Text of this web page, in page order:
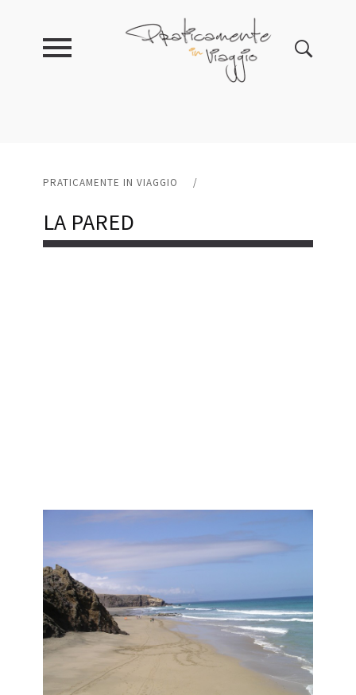
PRATICAMENTE IN VIAGGIO /
LA PARED